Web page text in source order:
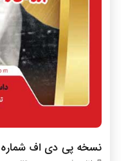
نسخه پي دي اف شماره 411